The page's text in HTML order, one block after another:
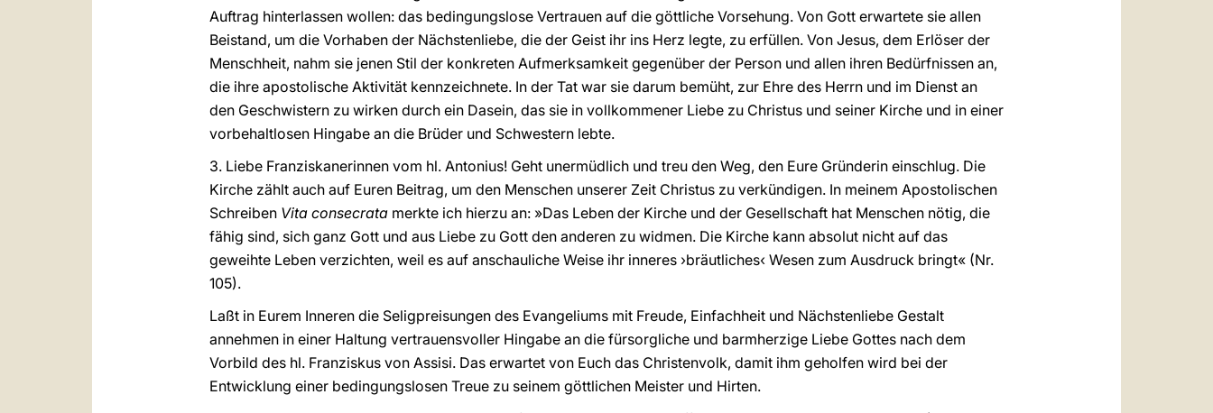
Auftrag hinterlassen wollen: das bedingungslose Vertrauen auf die göttliche Vorsehung. Von Gott erwartete sie allen
Beistand, um die Vorhaben der Nächstenliebe, die der Geist ihr ins Herz legte, zu erfüllen. Von Jesus, dem Erlöser der
Menschheit, nahm sie jenen Stil der konkreten Aufmerksamkeit gegenüber der Person und allen ihren Bedürfnissen an,
die ihre apostolische Aktivität kennzeichnete. In der Tat war sie darum bemüht, zur Ehre des Herrn und im Dienst an
den Geschwistern zu wirken durch ein Dasein, das sie in vollkommener Liebe zu Christus und seiner Kirche und in einer
vorbehaltlosen Hingabe an die Brüder und Schwestern lebte.
3. Liebe Franziskanerinnen vom hl. Antonius! Geht unermüdlich und treu den Weg, den Eure Gründerin einschlug. Die
Kirche zählt auch auf Euren Beitrag, um den Menschen unserer Zeit Christus zu verkündigen. In meinem Apostolischen
Schreiben Vita consecrata merkte ich hierzu an: »Das Leben der Kirche und der Gesellschaft hat Menschen nötig, die
fähig sind, sich ganz Gott und aus Liebe zu Gott den anderen zu widmen. Die Kirche kann absolut nicht auf das
geweihte Leben verzichten, weil es auf anschauliche Weise ihr inneres ›bräutliches‹ Wesen zum Ausdruck bringt« (Nr.
105).
Laßt in Eurem Inneren die Seligpreisungen des Evangeliums mit Freude, Einfachheit und Nächstenliebe Gestalt
annehmen in einer Haltung vertrauensvoller Hingabe an die fürsorgliche und barmherzige Liebe Gottes nach dem
Vorbild des hl. Franziskus von Assisi. Das erwartet von Euch das Christenvolk, damit ihm geholfen wird bei der
Entwicklung einer bedingungslosen Treue zu seinem göttlichen Meister und Hirten.